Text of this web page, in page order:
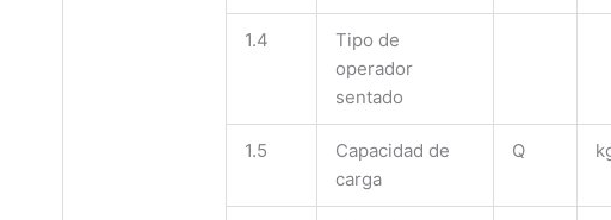
1.4
Tipo de
operador
sentado
1.5
Capacidad de
carga
Q